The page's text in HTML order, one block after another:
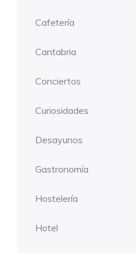
Cafetería
Cantabria
Conciertos
Curiosidades
Desayunos
Gastronomía
Hostelería
Hotel